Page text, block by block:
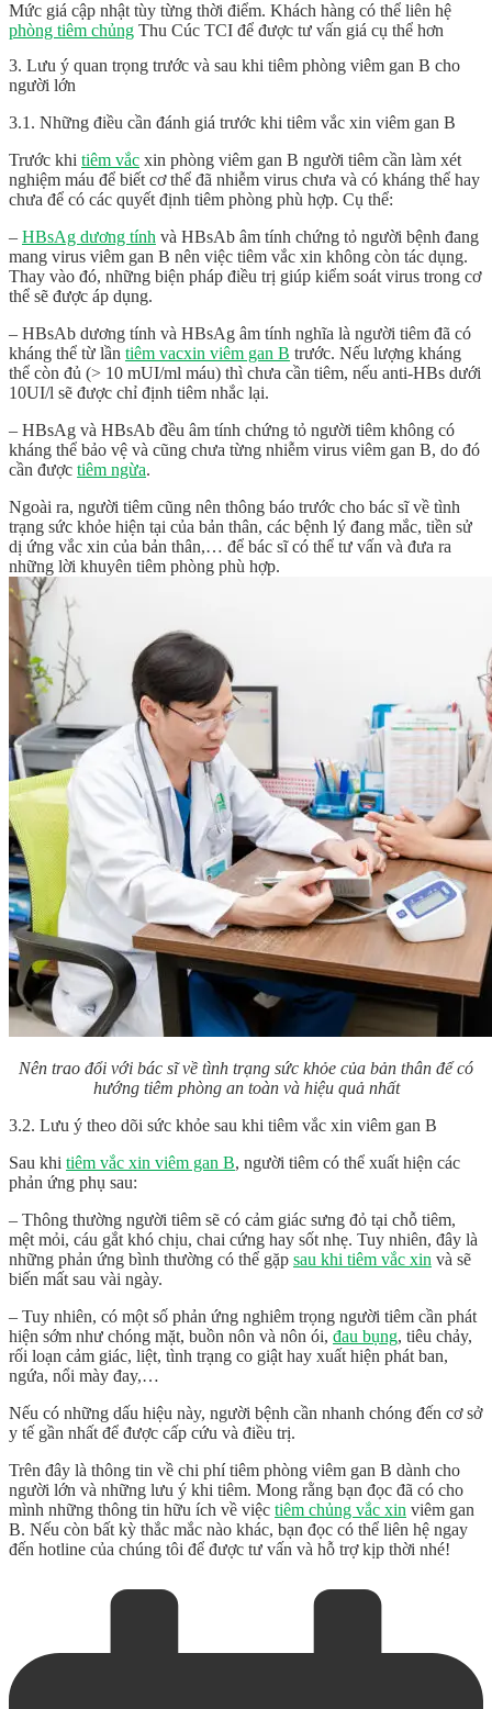
Mức giá cập nhật tùy từng thời điểm. Khách hàng có thể liên hệ
phòng tiêm chủng Thu Cúc TCI để được tư vấn giá cụ thể hơn
3. Lưu ý quan trọng trước và sau khi tiêm phòng viêm gan B cho
người lớn
3.1. Những điều cần đánh giá trước khi tiêm vắc xin viêm gan B
Trước khi tiêm vắc xin phòng viêm gan B người tiêm cần làm xét
nghiệm máu để biết cơ thể đã nhiễm virus chưa và có kháng thể hay
chưa để có các quyết định tiêm phòng phù hợp. Cụ thể:
– HBsAg dương tính và HBsAb âm tính chứng tỏ người bệnh đang
mang virus viêm gan B nên việc tiêm vắc xin không còn tác dụng.
Thay vào đó, những biện pháp điều trị giúp kiểm soát virus trong cơ
thể sẽ được áp dụng.
– HBsAb dương tính và HBsAg âm tính nghĩa là người tiêm đã có
kháng thể từ lần tiêm vacxin viêm gan B trước. Nếu lượng kháng
thể còn đủ (> 10 mUI/ml máu) thì chưa cần tiêm, nếu anti-HBs dưới
10UI/l sẽ được chỉ định tiêm nhắc lại.
– HBsAg và HBsAb đều âm tính chứng tỏ người tiêm không có
kháng thể bảo vệ và cũng chưa từng nhiễm virus viêm gan B, do đó
cần được tiêm ngừa.
Ngoài ra, người tiêm cũng nên thông báo trước cho bác sĩ về tình
trạng sức khỏe hiện tại của bản thân, các bệnh lý đang mắc, tiền sử
dị ứng vắc xin của bản thân,… để bác sĩ có thể tư vấn và đưa ra
những lời khuyên tiêm phòng phù hợp.
Nên trao đổi với bác sĩ về tình trạng sức khỏe của bản thân để có
hướng tiêm phòng an toàn và hiệu quả nhất
3.2. Lưu ý theo dõi sức khỏe sau khi tiêm vắc xin viêm gan B
Sau khi tiêm vắc xin viêm gan B, người tiêm có thể xuất hiện các
phản ứng phụ sau:
– Thông thường người tiêm sẽ có cảm giác sưng đỏ tại chỗ tiêm,
mệt mỏi, cáu gắt khó chịu, chai cứng hay sốt nhẹ. Tuy nhiên, đây là
những phản ứng bình thường có thể gặp sau khi tiêm vắc xin và sẽ
biến mất sau vài ngày.
– Tuy nhiên, có một số phản ứng nghiêm trọng người tiêm cần phát
hiện sớm như chóng mặt, buồn nôn và nôn ói, đau bụng, tiêu chảy,
rối loạn cảm giác, liệt, tình trạng co giật hay xuất hiện phát ban,
ngứa, nổi mày đay,…
Nếu có những dấu hiệu này, người bệnh cần nhanh chóng đến cơ sở
y tế gần nhất để được cấp cứu và điều trị.
Trên đây là thông tin về chi phí tiêm phòng viêm gan B dành cho
người lớn và những lưu ý khi tiêm. Mong rằng bạn đọc đã có cho
mình những thông tin hữu ích về việc tiêm chủng vắc xin viêm gan
B. Nếu còn bất kỳ thắc mắc nào khác, bạn đọc có thể liên hệ ngay
đến hotline của chúng tôi để được tư vấn và hỗ trợ kịp thời nhé!